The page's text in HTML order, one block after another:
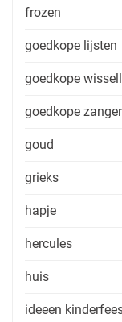
frozen
goedkope lijsten
goedkope
goedkope
goud
grieks
hapje
hercules
huis
ideeen